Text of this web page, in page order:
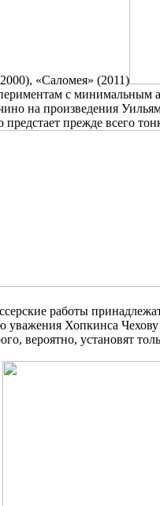
«Саломея» (2011)
с
на произведения
прежде всего
работы
Хопкинса
вероятно, установят